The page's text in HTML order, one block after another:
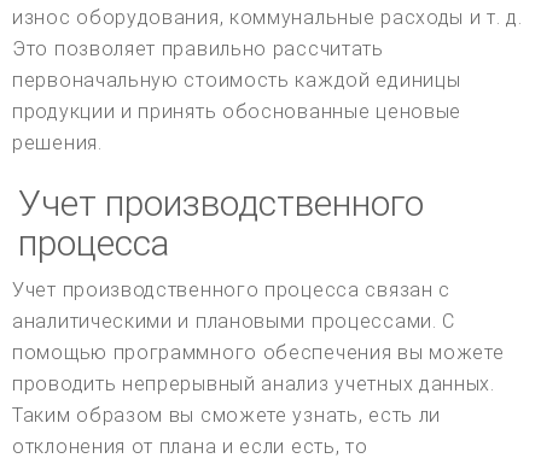
износ оборудования, коммунальные расходы и т. д.
Это позволяет правильно рассчитать
первоначальную стоимость каждой единицы
продукции и принять обоснованные ценовые
решения.
Учет производственного
процесса
Учет производственного процесса связан с
аналитическими и плановыми процессами. С
помощью программного обеспечения вы можете
проводить непрерывный анализ учетных данных.
Таким образом вы сможете узнать, есть ли
отклонения от плана и если есть, то